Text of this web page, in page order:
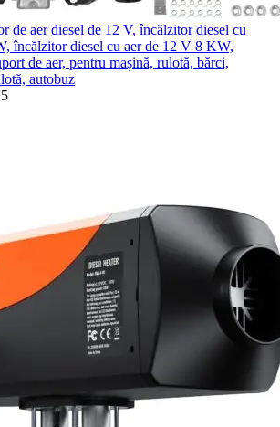
de aer diesel de 12 V, încălzitor diesel cu
încălzitor diesel cu aer de 12 V 8 KW,
de aer, pentru mașină, rulotă, bărci,
autobuz